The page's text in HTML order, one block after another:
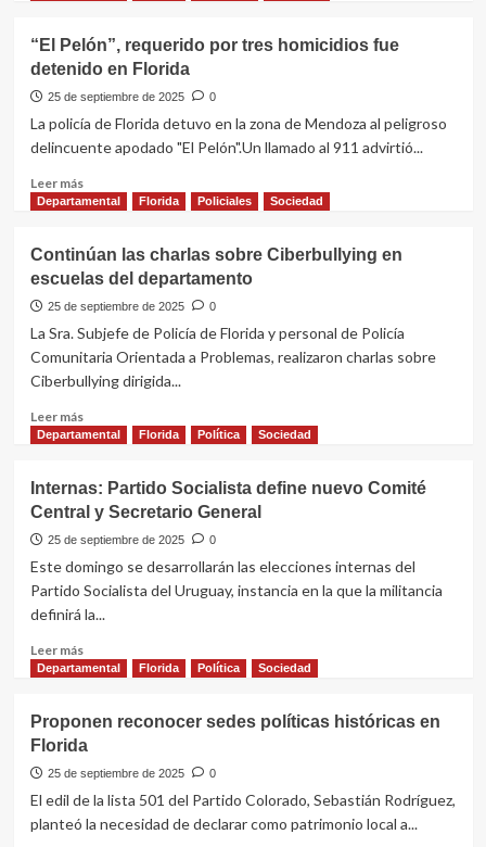
perros
jueves
se
estrena
la
muestra
de
“Soy
lo
que
“El Pelón”, requerido por tres homicidios fue
detenido en Florida
25 de septiembre de 2025 0
La policía de Florida detuvo en la zona de Mendoza al peligroso
delincuente apodado "El Pelón".Un llamado al 911 advirtió...
Leer másLeer
más
Pelón”,
requerido
por
tres
homicidios
fue
detenido
Florida
Departamental Florida Policiales Sociedad
Continúan las charlas sobre Ciberbullying en
escuelas del departamento
25 de septiembre de 2025 0
La Sra. Subjefe de Policía de Florida y personal de Policía
Comunitaria Orientada a Problemas, realizaron charlas sobre
Ciberbullying dirigida...
Leer másLeer
más
las
charlas
sobre
Ciberbullying
escuelas
del
Departamental Florida Política Sociedad
Internas: Partido Socialista define nuevo Comité
Central y Secretario General
25 de septiembre de 2025 0
Este domingo se desarrollarán las elecciones internas del
Partido Socialista del Uruguay, instancia en la que la militancia
definirá la...
Leer másLeer
más
Partido
Socialista
define
nuevo
Central
Departamental Florida Política Sociedad
Proponen reconocer sedes políticas históricas en
Florida
25 de septiembre de 2025 0
El edil de la lista 501 del Partido Colorado, Sebastián Rodríguez,
planteó la necesidad de declarar como patrimonio local a...